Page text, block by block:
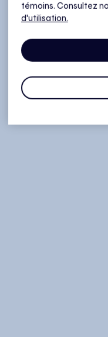
témoins. Consultez
d'utilisation.